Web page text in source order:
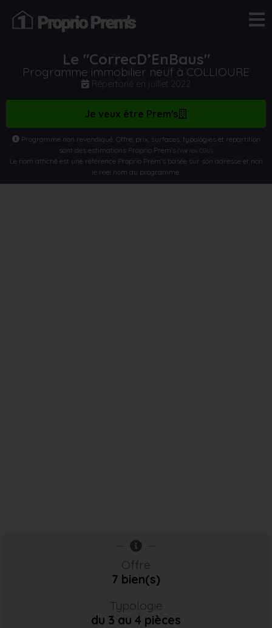
Le "CorrecD’EnBaus"
Programme immobilier neuf à COLLIOURE
Répertorié en juillet 2022
Je veux être Prem's
Programme non revendiqué. Offre, prix, surfaces, typologies et répartition
sont des estimations Proprio Prem’s(Voir nos CGU)
Le nom affiché est une référence Proprio Prem’s basée sur son adresse et non
le réel nom du programme.
Offre
7 bien(s)
Typologie
du 3 au 4 pièces